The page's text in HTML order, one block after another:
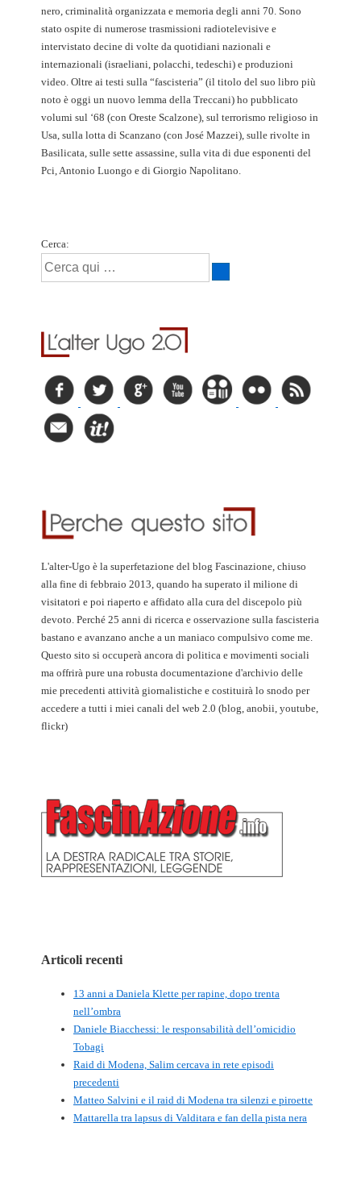
nero, criminalità organizzata e memoria degli anni 70. Sono
stato ospite di numerose trasmissioni radiotelevisive e
intervistato decine di volte da quotidiani nazionali e
internazionali (israeliani, polacchi, tedeschi) e produzioni
video. Oltre ai testi sulla “fascisteria” (il titolo del suo libro più
noto è oggi un nuovo lemma della Treccani) ho pubblicato
volumi sul ‘68 (con Oreste Scalzone), sul terrorismo religioso in
Usa, sulla lotta di Scanzano (con José Mazzei), sulle rivolte in
Basilicata, sulle sette assassine, sulla vita di due esponenti del
Pci, Antonio Luongo e di Giorgio Napolitano.
Cerca:
L'alter-Ugo è la superfetazione del blog Fascinazione, chiuso
alla fine di febbraio 2013, quando ha superato il milione di
visitatori e poi riaperto e affidato alla cura del discepolo più
devoto. Perché 25 anni di ricerca e osservazione sulla fascisteria
bastano e avanzano anche a un maniaco compulsivo come me.
Questo sito si occuperà ancora di politica e movimenti sociali
ma offrirà pure una robusta documentazione d'archivio delle
mie precedenti attività giornalistiche e costituirà lo snodo per
accedere a tutti i miei canali del web 2.0 (blog, anobii, youtube,
flickr)
Articoli recenti
13 anni a Daniela Klette per rapine, dopo trenta
nell’ombra
Daniele Biacchessi: le responsabilità dell’omicidio
Tobagi
Raid di Modena, Salim cercava in rete episodi
precedenti
Matteo Salvini e il raid di Modena tra silenzi e piroette
Mattarella tra lapsus di Valditara e fan della pista nera